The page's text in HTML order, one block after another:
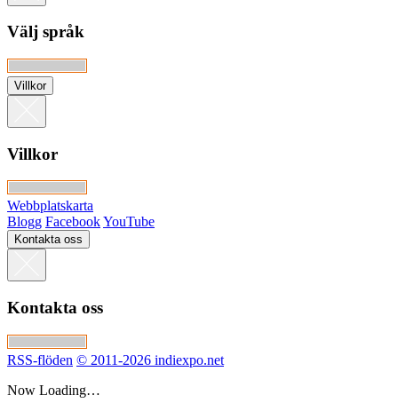
Välj språk
Villkor
Villkor
Webbplatskarta
Blogg FacebookYouTube
Kontakta oss
Kontakta oss
RSS-flöden © 2011-2026 indiexpo.net
Now Loading…